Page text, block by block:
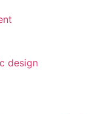
design